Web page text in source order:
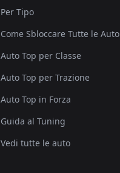
Per Tipo
Come Sbloccare Tutte le Auto
Auto Top per Classe
Auto Top per Trazione
Auto Top in Forza
Guida al Tuning
Vedi tutte le auto